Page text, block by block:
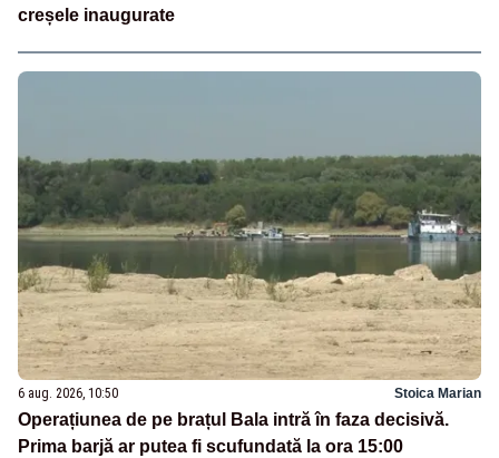
creșele inaugurate
6 aug. 2026, 10:50 Stoica Marian
Operațiunea de pe brațul Bala intră în faza decisivă.
Prima barjă ar putea fi scufundată la ora 15:00